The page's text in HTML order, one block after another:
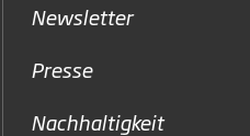
Newsletter
Presse
Nachhaltigkeit